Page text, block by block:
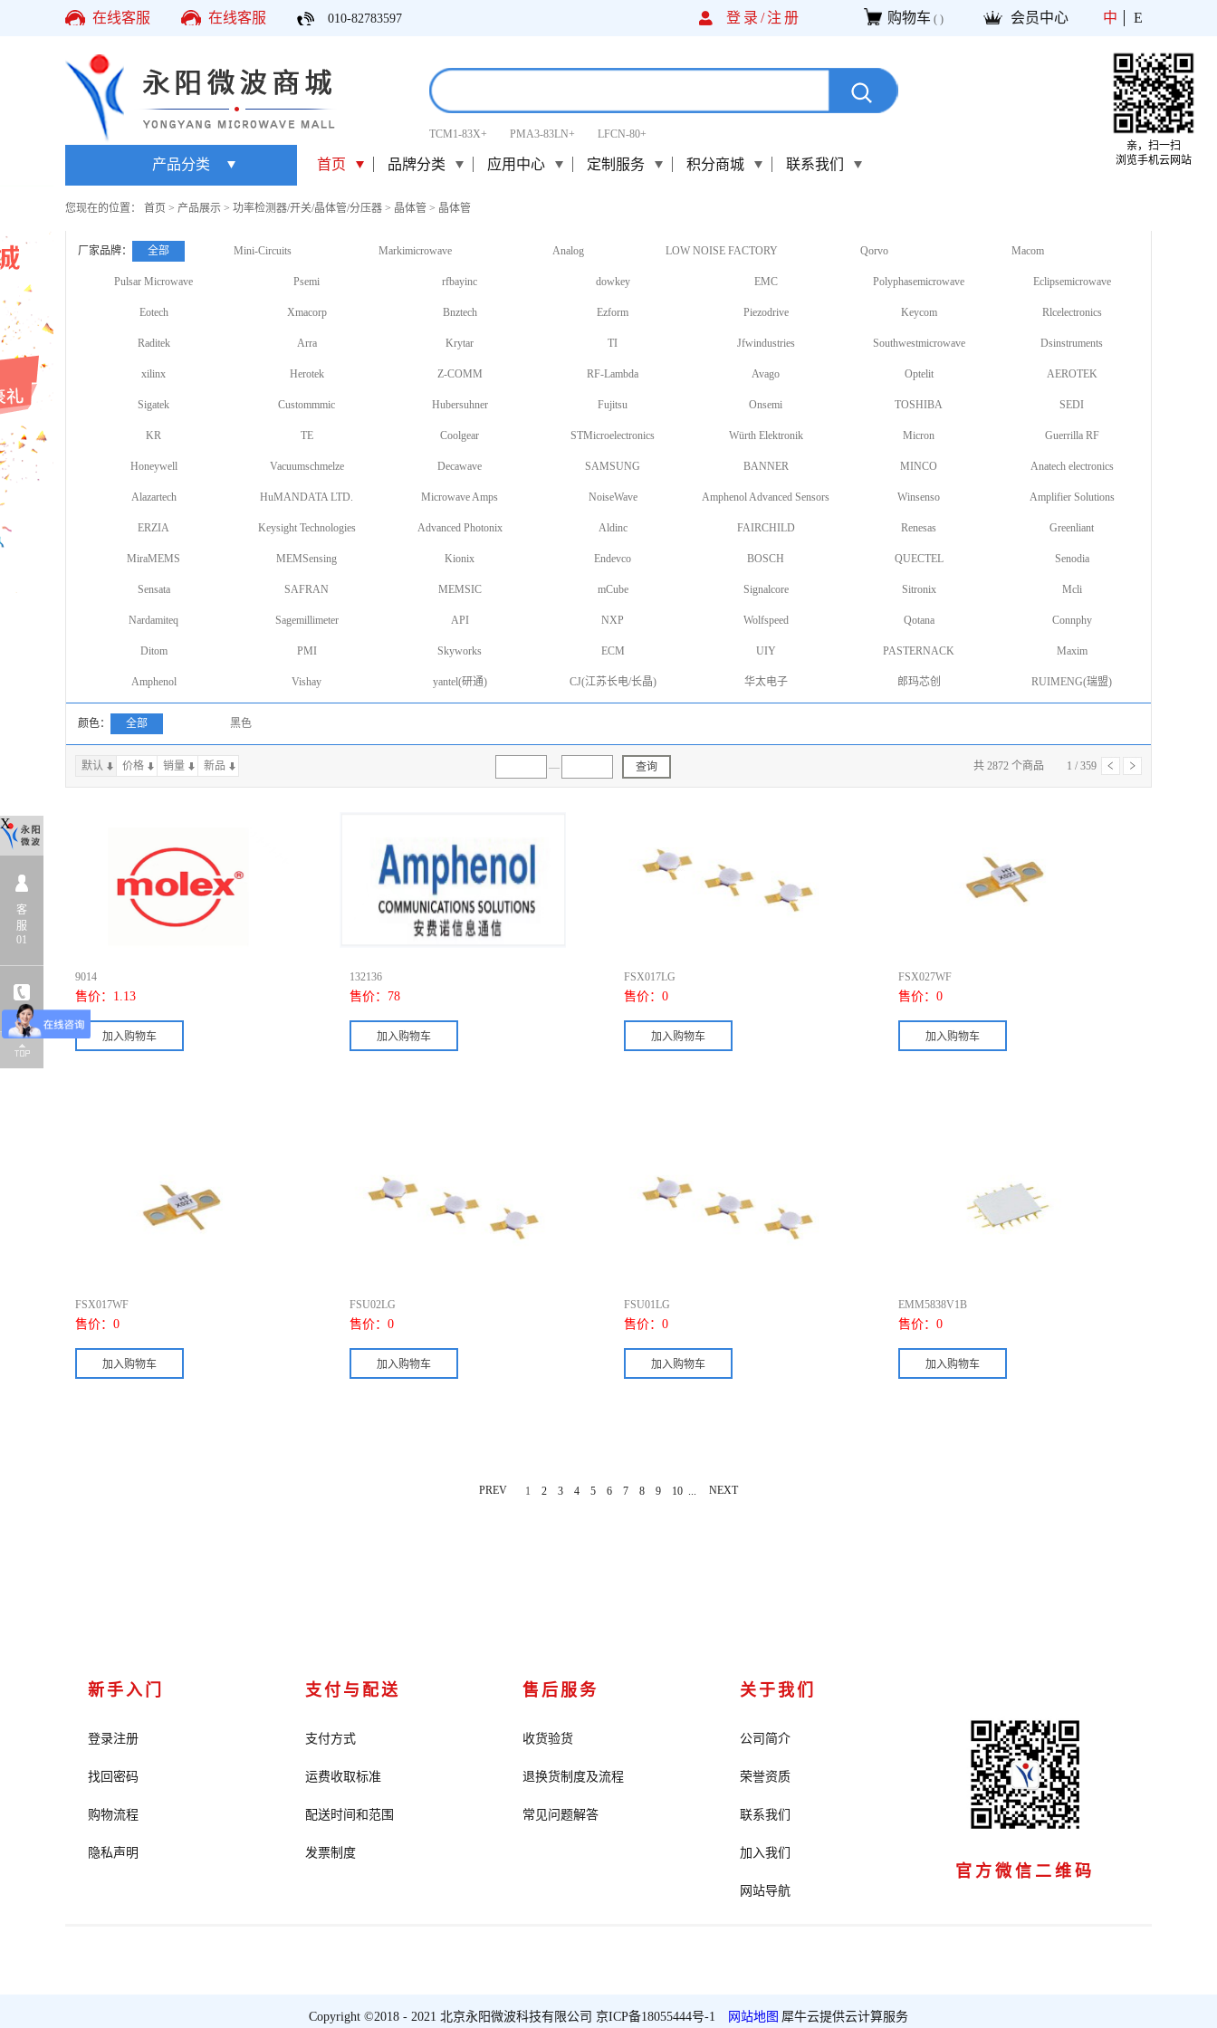
在线客服 在线客服 010-82783597 登录/注册 购物车 ( ) 会员中心 中 E
TCM1-83X+ PMA3-83LN+ LFCN-80+
产品分类 首页 品牌分类 应用中心 定制服务 积分商城 联系我们
您现在的位置： 首页 > 产品展示 > 功率检测器/开关/晶体管/分压器 > 晶体管 > 晶体管
厂家品牌： 全部 Mini-Circuits Markimicrowave Analog LOW NOISE FACTORY Qorvo Macom
Pulsar Microwave Psemi rfbayinc dowkey EMC Polyphasemicrowave Eclipsemicrowave
Eotech Xmacorp Bnztech Ezform Piezodrive Keycom Rlcelectronics
Raditek Arra Krytar TI Jfwindustries Southwestmicrowave Dsinstruments
xilinx Herotek Z-COMM RF-Lambda Avago Optelit AEROTEK
Sigatek Custommmic Hubersuhner Fujitsu Onsemi TOSHIBA SEDI
KR TE Coolgear STMicroelectronics Würth Elektronik Micron Guerrilla RF
Honeywell Vacuumschmelze Decawave SAMSUNG BANNER MINCO Anatech electronics
Alazartech HuMANDATA LTD. Microwave Amps NoiseWave Amphenol Advanced Sensors Winsenso Amplifier Solutions
ERZIA Keysight Technologies Advanced Photonix Aldinc FAIRCHILD Renesas Greenliant
MiraMEMS MEMSensing Kionix Endevco BOSCH QUECTEL Senodia
Sensata SAFRAN MEMSIC mCube Signalcore Sitronix Mcli
Nardamiteq Sagemillimeter API NXP Wolfspeed Qotana Connphy
Ditom PMI Skyworks ECM UIY PASTERNACK Maxim
Amphenol Vishay yantel(研通) CJ(江苏长电/长晶) 华太电子 郎玛芯创 RUIMENG(瑞盟)
颜色： 全部 黑色
默认 价格 销量 新品 — 查询 共 2872 个商品 1 / 359
上一页下一页
9014
售价： 1.13
132136
售价： 78
FSX017LG
售价： 0
FSX027WF
售价： 0
FSX017WF
售价： 0
FSU02LG
售价： 0
FSU01LG
售价： 0
EMM5838V1B
售价： 0
PREV 1 2 3 4 5 6 7 8 9 10 NEXT
新手入门
登录注册
找回密码
购物流程
隐私声明
支付与配送
支付方式
运费收取标准
配送时间和范围
发票制度
售后服务
收货验货
退换货制度及流程
常见问题解答
关于我们
公司简介
荣誉资质
联系我们
加入我们
网站导航
官方微信二维码
Copyright ©2018 - 2021 北京永阳微波科技有限公司 京ICP备18055444号-1 网站地图 犀牛云提供云计算服务
X
客
服
01
亲，扫一扫
浏览手机云网站